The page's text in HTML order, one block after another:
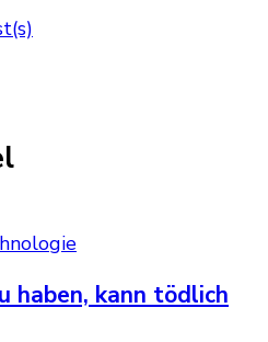
haben, kann tödlich